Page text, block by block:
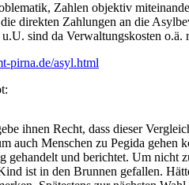
Zahlen objektiv
direkten Zahlungen an die
sind da Verwaltungskosten
pirna.de/asyl.html
ihnen Recht, dass dieser
auch Menschen zu Pegida
gehandelt und berichtet. Um nicht
ist in den Brunnen gefallen.